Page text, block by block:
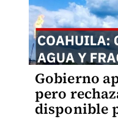
Gobierno
pero
disponible